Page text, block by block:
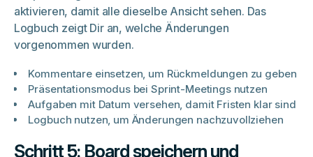
aktivieren, damit alle dieselbe Ansicht sehen. Das
Logbuch zeigt Dir an, welche Änderungen
vorgenommen wurden.
Kommentare einsetzen, um Rückmeldungen zu geben
Präsentationsmodus bei Sprint-Meetings nutzen
Aufgaben mit Datum versehen, damit Fristen klar sind
Logbuch nutzen, um Änderungen nachzuvollziehen
Schritt 5: Board speichern und